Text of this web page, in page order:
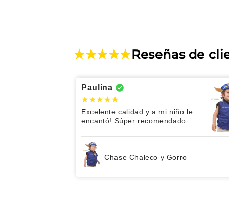
Reseñas de
Paulina
Excelente calidad y a mi niño le
encantó! Súper recomendado
Chase Chaleco y Gorro